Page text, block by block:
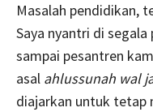
Masalah pendidikan,
Saya nyantri di
sampai pesantren
asal ahlussunah wal
diajarkan untuk tetap